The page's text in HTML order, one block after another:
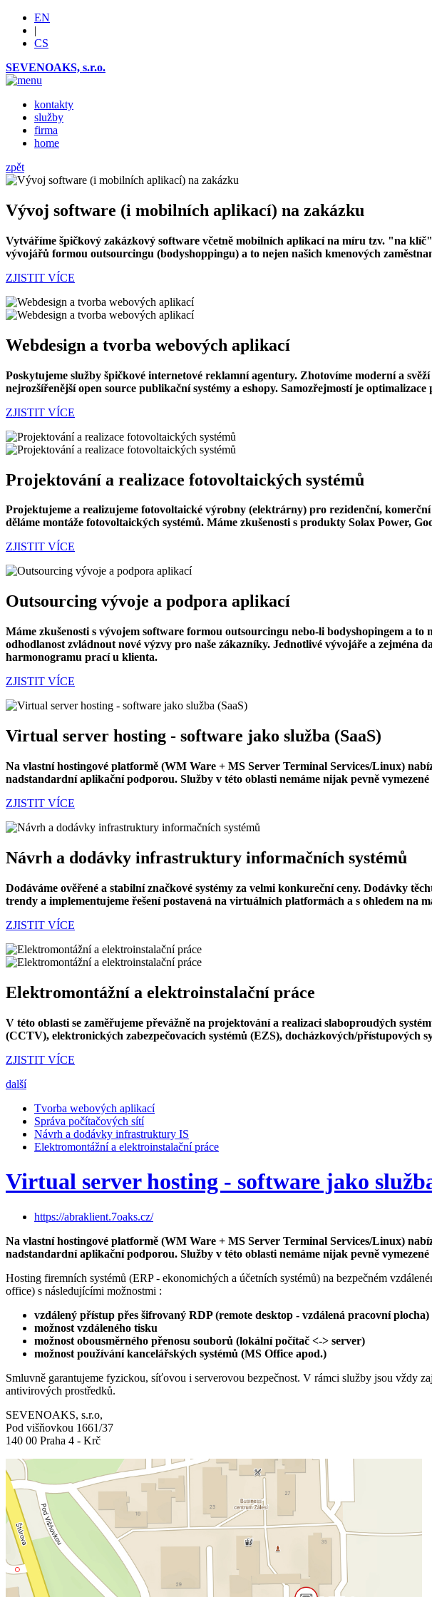
EN
|
CS
SEVENOAKS, s.r.o.
kontakty
služby
firma
home
zpět
Vývoj software (i mobilních aplikací) na zakázku
Vytváříme špičkový zakázkový software včetně mobilních aplikací na míru tzv. "na
vývojářů formou outsourcingu (bodyshoppingu) a to nejen našich kmenových
ZJISTIT VÍCE
Webdesign a tvorba webových aplikací
Poskytujeme služby špičkové internetové reklamní agentury. Zhotovíme moderní a
nejrozšířenější open source publikační systémy a eshopy. Samozřejmostí je
ZJISTIT VÍCE
Projektování a realizace fotovoltaických systémů
Projektujeme a realizujeme fotovoltaické výrobny (elektrárny) pro rezidenční,
děláme montáže fotovoltaických systémů. Máme zkušenosti s produkty Solax Power,
ZJISTIT VÍCE
Outsourcing vývoje a podpora aplikací
Máme zkušenosti s vývojem software formou outsourcingu nebo-li bodyshopingem a
odhodlanost zvládnout nové výzvy pro naše zákazníky. Jednotlivé vývojáře a zejména
harmonogramu prací u klienta.
ZJISTIT VÍCE
Virtual server hosting - software jako služba (SaaS)
Na vlastní hostingové platformě (WM Ware + MS Server Terminal Services/Linux)
nadstandardní aplikační podporou. Služby v této oblasti nemáme nijak pevně
ZJISTIT VÍCE
Návrh a dodávky infrastruktury informačních systémů
Dodáváme ověřené a stabilní značkové systémy za velmi konkureční ceny. Dodávky
trendy a implementujeme řešení postavená na virtuálních platformách a s ohledem na
ZJISTIT VÍCE
Elektromontážní a elektroinstalační práce
V této oblasti se zaměřujeme převážně na projektování a realizaci slaboproudých
(CCTV), elektronických zabezpečovacích systémů (EZS), docházkových/přístupových
ZJISTIT VÍCE
další
Tvorba webových aplikací
Správa počítačových sítí
Návrh a dodávky infrastruktury IS
Elektromontážní a elektroinstalační práce
Virtual server hosting - software jako
https://abraklient.7oaks.cz/
Na vlastní hostingové platformě (WM Ware + MS Server Terminal Services/Linux)
nadstandardní aplikační podporou. Služby v této oblasti nemáme nijak pevně
Hosting firemních systémů (ERP - ekonomichých a účetních systémů) na bezpečném
office) s následujícími možnostmi :
vzdálený přístup přes šifrovaný RDP (remote desktop - vzdálená pracovní plocha)
možnost vzdáleného tisku
možnost obousměrného přenosu souborů (lokální počítač <-> server)
možnost používání kancelářských systémů (MS Office apod.)
Smluvně garantujeme fyzickou, síťovou i serverovou bezpečnost. V rámci služby jsou vždy
antivirových prostředků.
SEVENOAKS, s.r.o,
Pod višňovkou 1661/37
140 00 Praha 4 - Krč